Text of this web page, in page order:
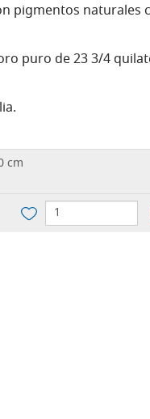
pigmentos naturales
puro de 23 3/4
cm